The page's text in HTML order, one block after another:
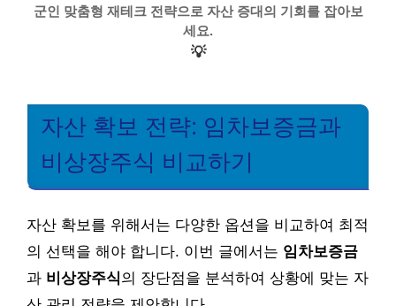
군인 맞춤형 재테크 전략으로 자산 증대의 기회를 잡아보
세요.
💡
자산 확보 전략: 임차보증금과
비상장주식 비교하기
자산 확보를 위해서는 다양한 옵션을 비교하여 최적
의 선택을 해야 합니다. 이번 글에서는 임차보증금
과 비상장주식의 장단점을 분석하여 상황에 맞는 자